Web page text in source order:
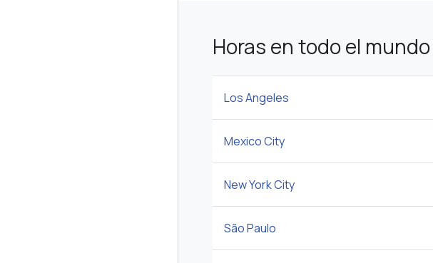
Horas en todo el
Los Angeles
Mexico City
New York City
São Paulo